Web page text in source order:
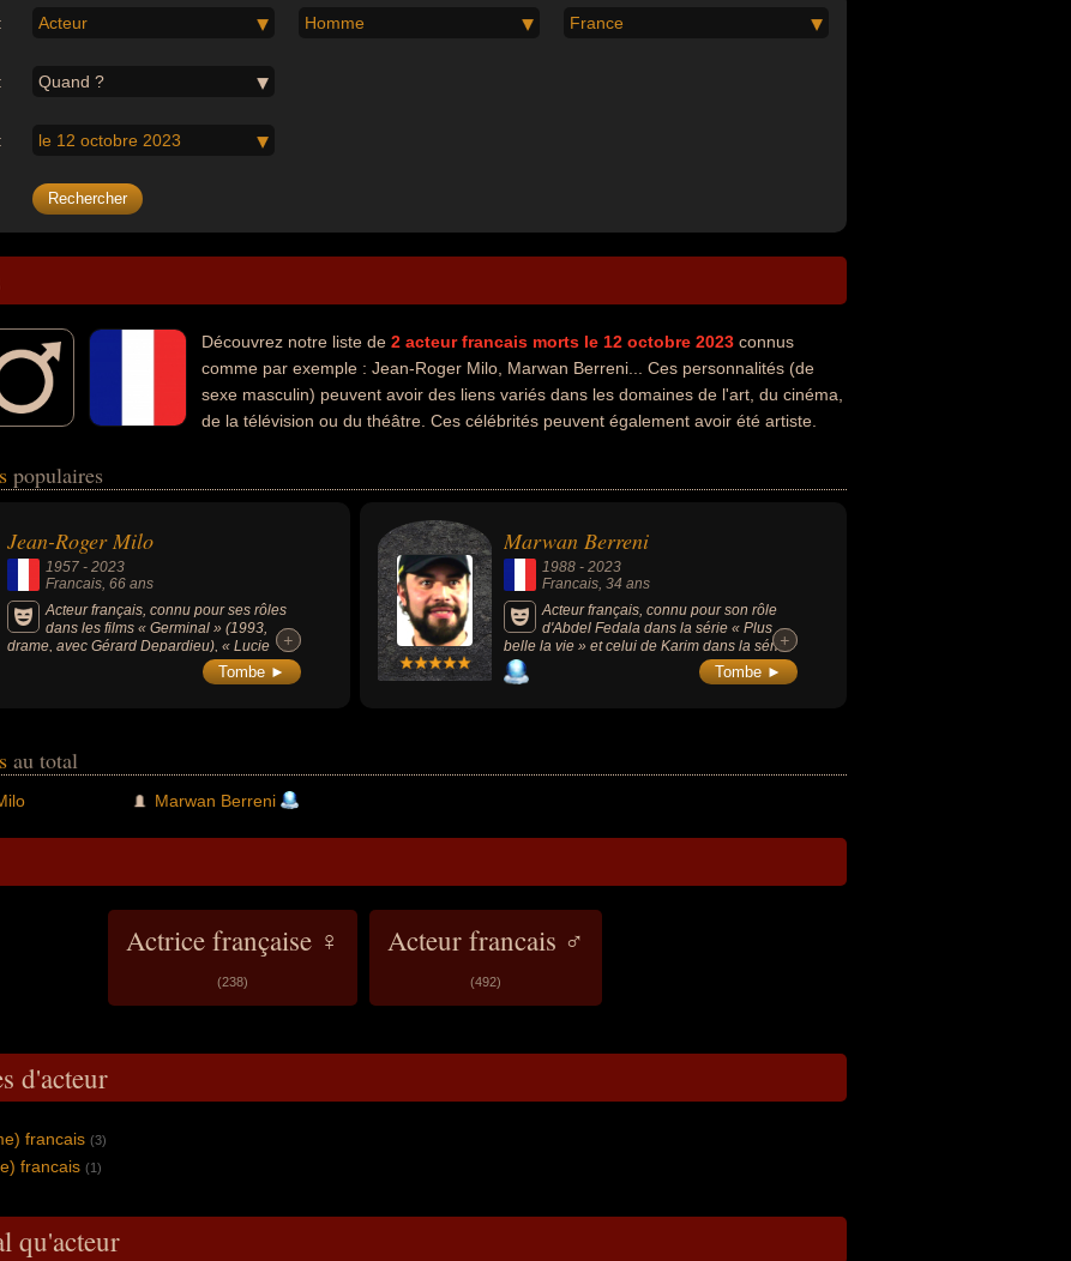
Acteur Homme France
Quand ?
le 12 octobre 2023
Découvrez notre liste de 2 acteur francais morts le 12 octobre 2023 connus
comme par exemple : Jean-Roger Milo, Marwan Berreni... Ces personnalités (de
sexe masculin) peuvent avoir des liens variés dans les domaines de l'art, du cinéma,
de la télévision ou du théâtre. Ces célébrités peuvent également avoir été artiste.
populaires
Jean-Roger Milo
1957 - 2023
Francais, 66 ans
Acteur français, connu pour ses rôles
dans les films « Germinal » (1993,
drame, avec Gérard Depardieu), « Lucie
Aubrac » (1997, drame, avec Daniel Auteuil)
ou « L'As des as » (1982, comédie, avec
+
+
Tombe ►
Marwan Berreni
1988 -2023
Francais, 34 ans
Acteur français, connu pour son rôle
d'Abdel Fedala dans la série « Plus
belle la vie » et celui de Karim dans la série
« Tranches de vie » sur Disney Channel.
+
+
Tombe ►
au total
Marwan Berreni
Actrice française ♀
(238)
Acteur francais ♂
(492)
d'acteur
francais (3)
francais (1)
qu'acteur